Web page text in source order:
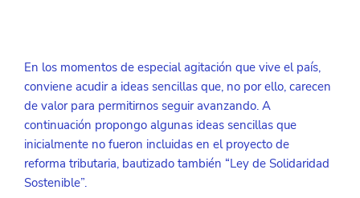
En los momentos de especial agitación que vive el país,
conviene acudir a ideas sencillas que, no por ello, carecen
de valor para permitirnos seguir avanzando. A
continuación propongo algunas ideas sencillas que
inicialmente no fueron incluidas en el proyecto de
reforma tributaria, bautizado también “Ley de Solidaridad
Sostenible”.